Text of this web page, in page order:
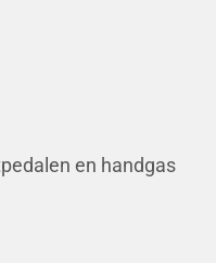
en handgas